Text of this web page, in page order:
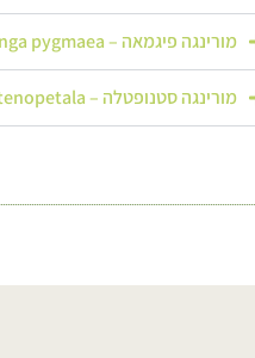
מורינגה פיגמאה – Moringa pygmaea
מורינגה סטנופטלה – Moringa stenopetala